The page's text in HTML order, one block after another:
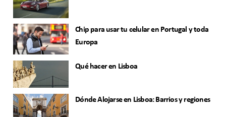
Chip para usar tu celular en Portugal y toda
Europa
Qué hacer en Lisboa
Dónde Alojarse en Lisboa: Barrios y regiones